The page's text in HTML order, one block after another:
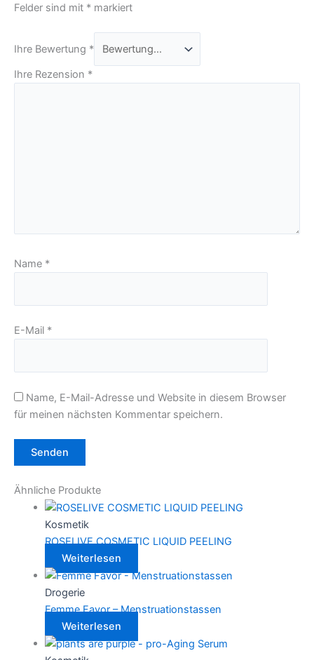
Felder sind mit * markiert
Ihre Bewertung *
Ihre Rezension *
Name *
E-Mail *
Name, E-Mail-Adresse und Website in diesem Browser
für meinen nächsten Kommentar speichern.
Ähnliche Produkte
Kosmetik
ROSELIVE COSMETIC LIQUID PEELING
Weiterlesen
Drogerie
Femme Favor – Menstruationstassen
Weiterlesen